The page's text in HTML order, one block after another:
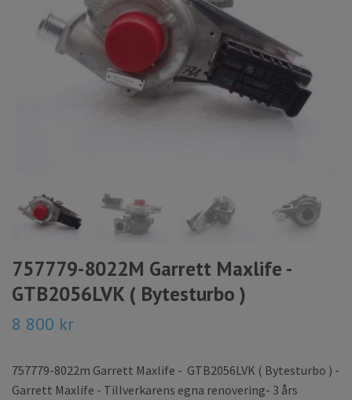
757779-8022M Garrett Maxlife -
GTB2056LVK ( Bytesturbo )
8 800 kr
757779-8022m Garrett Maxlife - GTB2056LVK ( Bytesturbo ) -
Garrett Maxlife - Tillverkarens egna renovering- 3 års